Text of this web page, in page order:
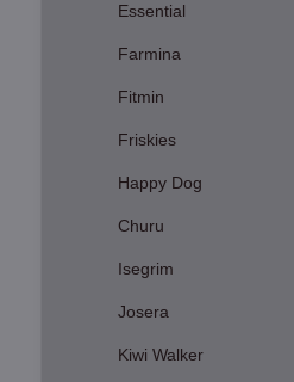
Essential
Farmina
Fitmin
Friskies
Happy Dog
Churu
Isegrim
Josera
Kiwi Walker